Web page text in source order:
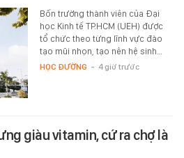
Bốn trường thành viên của Đại
học Kinh tế TP.HCM (UEH) được
tổ chức theo từng lĩnh vực đào
tạo mũi nhọn, tạo nên hệ sinh…
HỌC ĐƯỜNG - 4 giờ trước
giàu vitamin, cứ ra chợ là